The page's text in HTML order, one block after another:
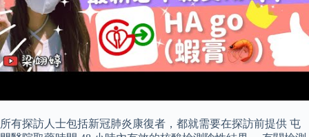
所有探訪人士包括新冠肺炎康復者，都就需要在探訪前提供 屯